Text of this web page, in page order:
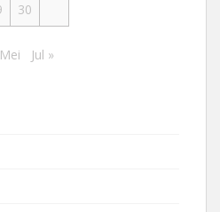
30
Jul »